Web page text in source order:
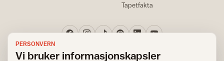
Tapetfakta
PERSONVERN
Vi bruker informasjonskapsler